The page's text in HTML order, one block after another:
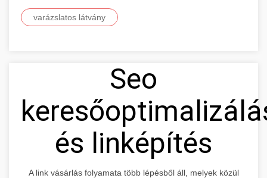
varázslatos látvány
Seo
és linképítés
A link vásárlás folyamata több lépésből áll, melyek közül